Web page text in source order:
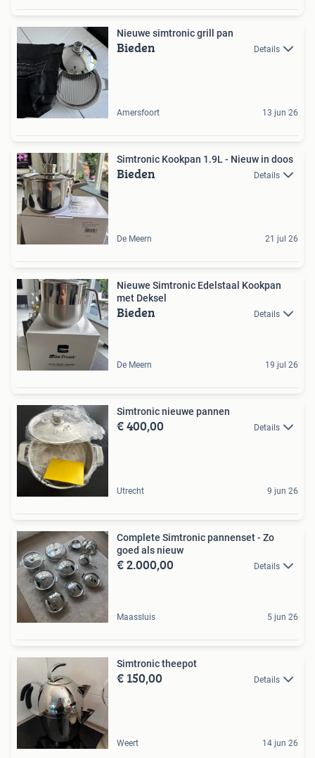
Nieuwe simtronic grill pan
Bieden Details
Amersfoort 13 jun 26
Simtronic Kookpan 1.9L - Nieuw in doos
Bieden Details
De Meern 21 jul 26
Nieuwe Simtronic Edelstaal Kookpan
met Deksel
Bieden Details
De Meern 19 jul 26
Simtronic nieuwe pannen
€ 400,00 Details
Utrecht 9 jun 26
Complete Simtronic pannenset - Zo
goed als nieuw
€ 2.000,00 Details
Maassluis 5 jun 26
Simtronic theepot
€ 150,00 Details
Weert 14 jun 26